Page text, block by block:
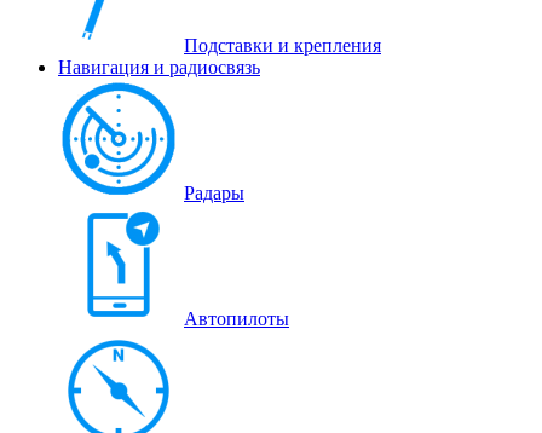
Подставки и крепления
Навигация и радиосвязь
Радары
Автопилоты